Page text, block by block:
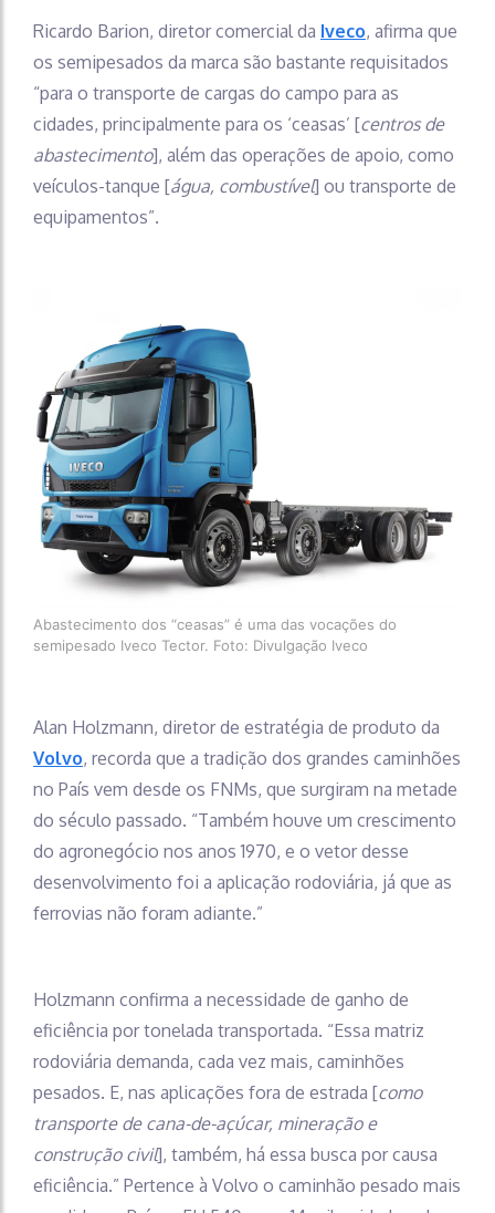
Ricardo Barion, diretor comercial da Iveco, afirma que
os semipesados da marca são bastante requisitados
“para o transporte de cargas do campo para as
cidades, principalmente para os ‘ceasas’ [centros de
abastecimento], além das operações de apoio, como
veículos-tanque [água, combustível] ou transporte de
equipamentos”.
Abastecimento dos “ceasas” é uma das vocações do
semipesado Iveco Tector. Foto: Divulgação Iveco
Alan Holzmann, diretor de estratégia de produto da
Volvo, recorda que a tradição dos grandes caminhões
no País vem desde os FNMs, que surgiram na metade
do século passado. “Também houve um crescimento
do agronegócio nos anos 1970, e o vetor desse
desenvolvimento foi a aplicação rodoviária, já que as
ferrovias não foram adiante.”
Holzmann confirma a necessidade de ganho de
eficiência por tonelada transportada. “Essa matriz
rodoviária demanda, cada vez mais, caminhões
pesados. E, nas aplicações fora de estrada [como
transporte de cana-de-açúcar, mineração e
construção civil], também, há essa busca por causa
eficiência.” Pertence à Volvo o caminhão pesado mais